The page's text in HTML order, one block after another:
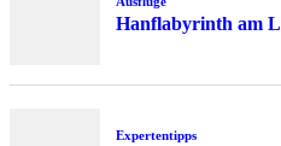
Hanflabyrinth am
Expertentipps